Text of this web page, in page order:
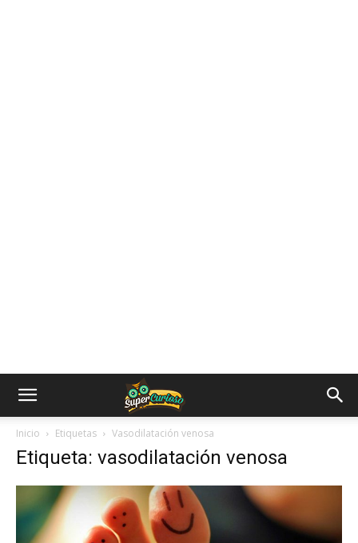
Inicio Etiquetas Vasodilatación venosa
Etiqueta: vasodilatación venosa